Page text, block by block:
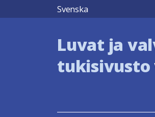
Hyppää sisältöönSvenska
Luvat ja
tukisivusto